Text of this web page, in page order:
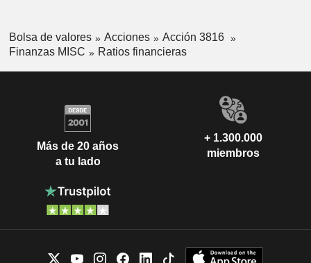
Bolsa de valores Acciones
Acción 3816
Finanzas MISC
Ratios financieras
Más de 20 años
a tu lado
+ 1.300.000
miembros